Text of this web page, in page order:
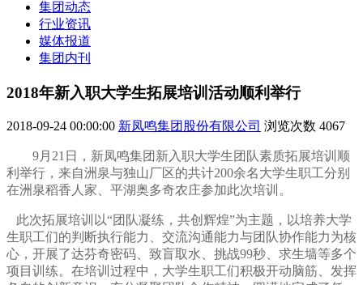
集团动态
行业资讯
媒体报道
集团内刊
2018年新入职大学生拓展培训活动顺利举行
2018-09-24 00:00:00 新凤鸣集团股份有限公司 浏览次数 4067
9月 21 日，新凤鸣集团新入职大学生团队素质拓展培训顺
利举行，来自洲泉与独山厂区的共计200余名大学生职工分别
在洲泉稻香人家、平湖奥多奇农庄参加此次培训。
此次拓展培训以“团队凝练，共创辉煌”为主题，以培养大学
生职工们的判断执行能力、交流沟通能力与团队协作能力为核
心，开展了达芬奇密码、致盲取水、挑战99秒、求生墙等多个
项目训练。在培训过程中，大学生职工们积极开动脑筋、发挥